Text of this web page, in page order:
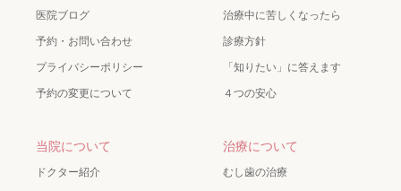
医院ブログ
予約・お問い合わせ
プライバシーポリシー
予約の変更について
治療中に苦しくなったら
診療方針
「知りたい」に答えます
４つの安心
当院について
ドクター紹介
治療について
むし歯の治療